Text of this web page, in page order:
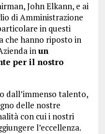
John Elkann, e ai
di Amministrazione
in questi
che hanno riposto in
inun
per il nostro
dall’immenso talento,
delle nostre
con cui i nostri
l’eccellenza.